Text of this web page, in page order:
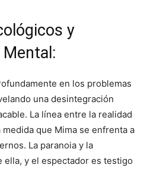
y
en los problemas
una desintegración
La línea entre la realidad
que Mima se enfrenta a
La paranoia y la
ella, y el espectador es testigo